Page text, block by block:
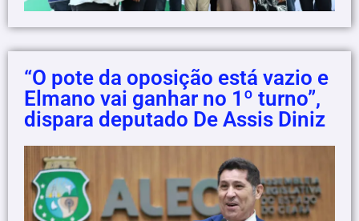
“O pote da oposição está vazio e
Elmano vai ganhar no 1º turno”,
dispara deputado De Assis Diniz